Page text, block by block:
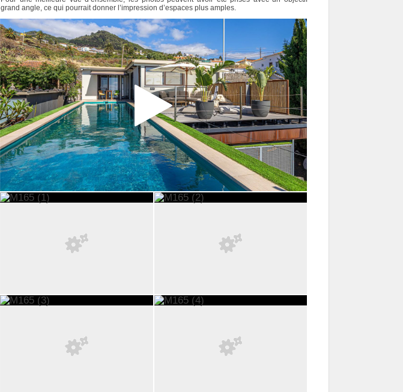
grand angle, ce qui pourrait donner l’impression d’espaces plus amples.